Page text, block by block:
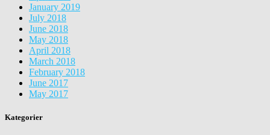
January 2019
July 2018
June 2018
May 2018
April 2018
March 2018
February 2018
June 2017
May 2017
Kategorier